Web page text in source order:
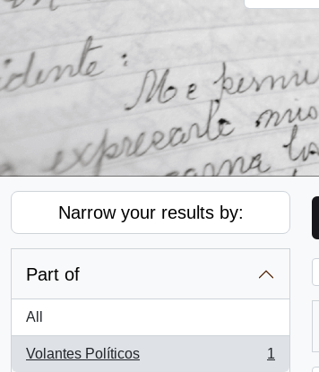
Narrow your results by:
Part of
All
Volantes Políticos
, 1 results
1